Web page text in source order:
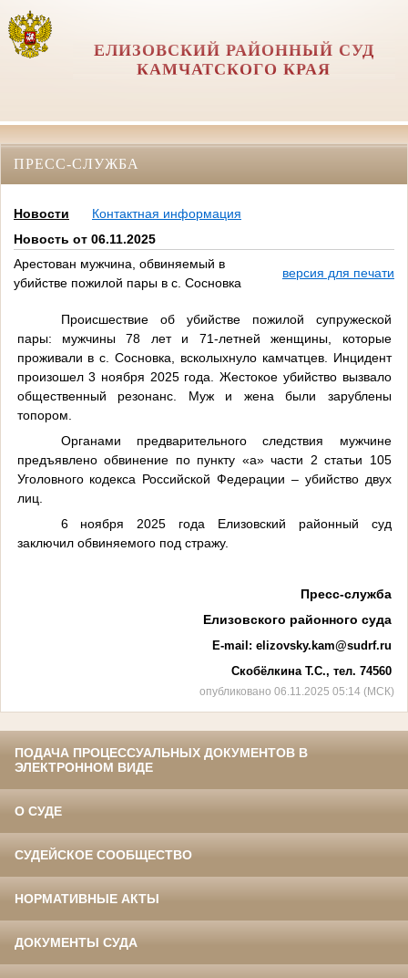
ЕЛИЗОВСКИЙ РАЙОННЫЙ СУД
КАМЧАТСКОГО КРАЯ
ПРЕСС-СЛУЖБА
Новости
Контактная информация
Новость от 06.11.2025
Арестован мужчина, обвиняемый в
убийстве пожилой пары в с. Сосновка
версия для печати
Происшествие об убийстве пожилой супружеской
пары: мужчины 78 лет и 71-летней женщины, которые
проживали в с. Сосновка, всколыхнуло камчатцев. Инцидент
произошел 3 ноября 2025 года. Жестокое убийство вызвало
общественный резонанс. Муж и жена были зарублены
топором.
Органами предварительного следствия мужчине
предъявлено обвинение по пункту «а» части 2 статьи 105
Уголовного кодекса Российской Федерации – убийство двух
лиц.
6 ноября 2025 года Елизовский районный суд
заключил обвиняемого под стражу.
Пресс-служба
Елизовского районного суда
E-mail: elizovsky.kam@sudrf.ru
Скобёлкина Т.С., тел. 74560
опубликовано 06.11.2025 05:14 (МСК)
ПОДАЧА ПРОЦЕССУАЛЬНЫХ ДОКУМЕНТОВ В
ЭЛЕКТРОННОМ ВИДЕ
О СУДЕ
СУДЕЙСКОЕ СООБЩЕСТВО
НОРМАТИВНЫЕ АКТЫ
ДОКУМЕНТЫ СУДА